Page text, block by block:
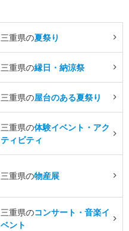
三重県の夏祭り
三重県の縁日・納涼祭
三重県の屋台のある夏祭り
三重県の体験イベント・アク
ティビティ
三重県の物産展
三重県のコンサート・音楽イ
ベント